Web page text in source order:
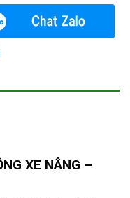
XE NÂNG –